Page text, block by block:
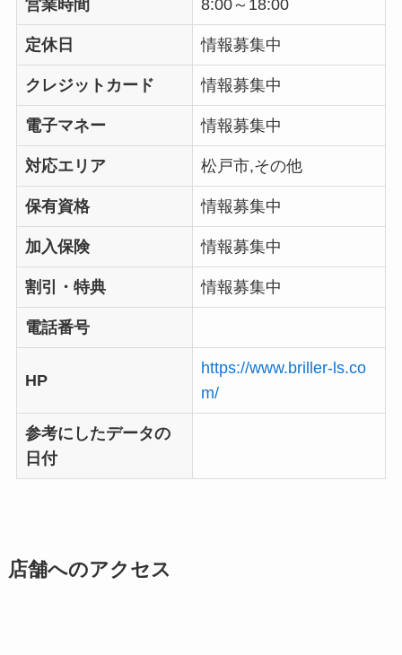
営業時間 8:00～18:00
定休日 情報募集中
クレジットカード 情報募集中
電子マネー 情報募集中
対応エリア 松戸市,その他
保有資格 情報募集中
加入保険 情報募集中
割引・特典 情報募集中
電話番号
HP
https://www.briller-ls.co
m/
参考にしたデータの
日付
店舗へのアクセス